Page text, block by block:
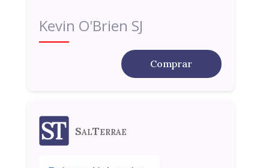
Kevin O'Brien SJ
Comprar
SalTerrae